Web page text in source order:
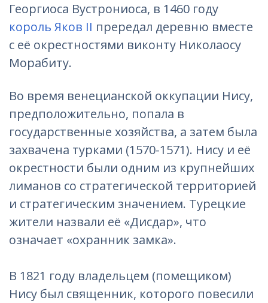
Георгиоса Вустрониоса, в 1460 году
король Яков II прередал деревню вместе
с её окрестностями виконту Николаосу
Морабиту.
Во время венецианской оккупации Нису,
предположительно, попала в
государственные хозяйства, а затем была
захвачена турками (1570-1571). Нису и её
окрестности были одним из крупнейших
лиманов со стратегической территорией
и стратегическим значением. Турецкие
жители назвали её «Дисдар», что
означает «охранник замка».
В 1821 году владельцем (помещиком)
Нису был священник, которого повесили